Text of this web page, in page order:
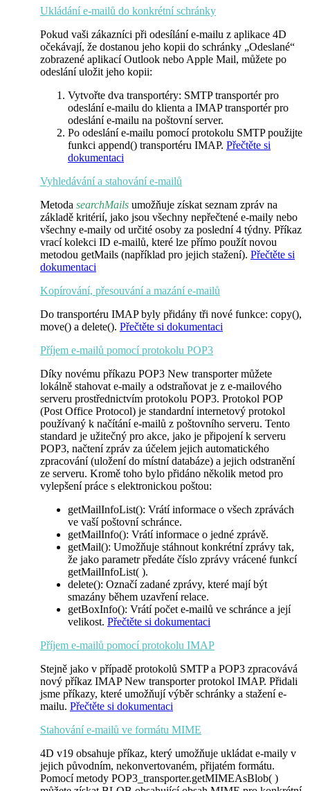
Ukládání e-mailů do konkrétní schránky
Pokud vaši zákazníci při odesílání e-mailu z aplikace 4D
očekávají, že dostanou jeho kopii do schránky „Odeslané“
zobrazené aplikací Outlook nebo Apple Mail, můžete po
odeslání uložit jeho kopii:
Vytvořte dva transportéry: SMTP transportér pro
odeslání e-mailu do klienta a IMAP transportér pro
odeslání e-mailu na poštovní server.
Po odeslání e-mailu pomocí protokolu SMTP použijte
funkci append() transportéru IMAP. Přečtěte si
dokumentaci
Vyhledávání a stahování e-mailů
Metoda searchMails umožňuje získat seznam zpráv na
základě kritérií, jako jsou všechny nepřečtené e-maily nebo
všechny e-maily od určité osoby za poslední 4 týdny. Příkaz
vrací kolekci ID e-mailů, které lze přímo použít novou
metodou getMails (například pro jejich stažení). Přečtěte si
dokumentaci
Kopírování, přesouvání a mazání e-mailů
Do transportéru IMAP byly přidány tři nové funkce: copy(),
move() a delete(). Přečtěte si dokumentaci
Příjem e-mailů pomocí protokolu POP3
Díky novému příkazu POP3 New transportermůžete
lokálně stahovat e-maily a odstraňovat je z e-mailového
serveru prostřednictvím protokolu POP3. Protokol POP
(Post Office Protocol) je standardní internetový protokol
používaný k načítání e-mailů z poštovního serveru. Tento
standard je užitečný pro akce, jako je připojení k serveru
POP3, načtení zpráv za účelem jejich automatického
zpracování (uložení do místní databáze) a jejich odstranění
ze serveru. Kromě toho bylo přidáno několik metod pro
vylepšení práce s elektronickou poštou:
getMailInfoList(): Vrátí informace o všech zprávách
ve vaší poštovní schránce.
getMailInfo(): Vrátí informace o jedné zprávě.
getMail(): Umožňuje stáhnout konkrétní zprávy tak,
že jako parametr předáte číslo zprávy vrácené funkcí
getMailInfoList( ).
delete(): Označí zadané zprávy, které mají být
smazány během uzavření relace.
getBoxInfo(): Vrátí počet e-mailů ve schránce a její
velikost. Přečtěte si dokumentaci
Příjem e-mailů pomocí protokolu IMAP
Stejně jako v případě protokolů SMTP a POP3 zpracovává
nový příkaz IMAP New transporterprotokol IMAP. Přidali
jsme příkazy, které umožňují výběr schránky a stažení e-
mailu. Přečtěte si dokumentaci
Stahování e-mailů ve formátu MIME
4D v19 obsahuje příkaz, který umožňuje ukládat e-maily v
jejich původním, nekonvertovaném, přijatém formátu.
Pomocí metody POP3_transporter.getMIMEAsBlob( )